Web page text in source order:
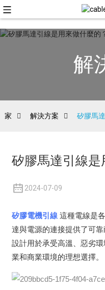
解
家 解決方案 矽膠馬
矽膠馬達引線是
2024-07-09
矽膠電機引線這種電線是
達與電源的連接提供了可
設計用於承受高溫、惡劣
業和商業環境的理想選擇。